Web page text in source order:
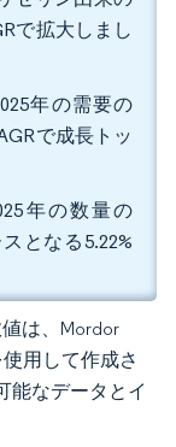
で拡大しまし
年の需要の
で成長トッ
年の数量の
となる5.22%
は、Mordor
用して作成さ
能なデータとイ